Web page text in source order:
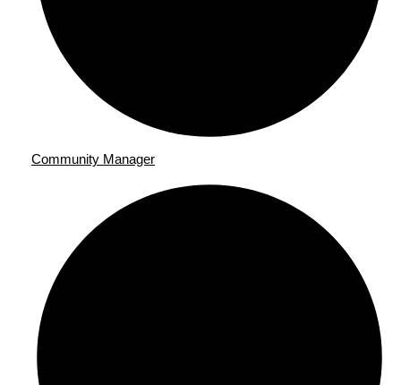
Community Manager